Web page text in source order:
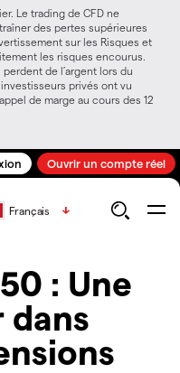
Le trading de CFD ne
des pertes supérieures
sur les Risques et
les risques encourus.
de l’argent lors du
privés ont vu
de marge au cours des 12
Ouvrir un compte réel
Français
: Une
dans